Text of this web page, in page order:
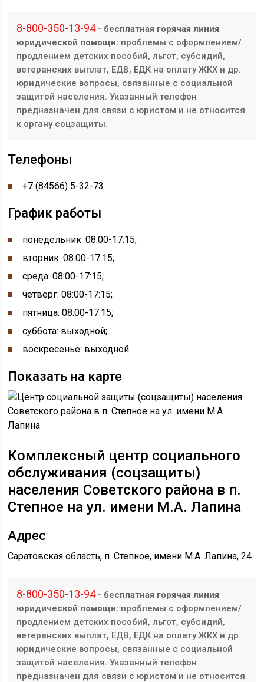
8-800-350-13-94- бесплатная горячая линия
юридической помощи: проблемы с оформлением/
продлением детских пособий, льгот, субсидий,
ветеранских выплат, ЕДВ, ЕДК на оплату ЖКХ и др.
юридические вопросы, связанные с социальной
защитой населения. Указанный телефон
предназначен для связи с юристом и не относится
к органу соцзащиты.
Телефоны
+7 (84566) 5-32-73
График работы
понедельник: 08:00-17:15;
вторник: 08:00-17:15;
среда: 08:00-17:15;
четверг: 08:00-17:15;
пятница: 08:00-17:15;
суббота: выходной;
воскресенье: выходной.
Показать на карте
Комплексный центр социального
обслуживания (соцзащиты)
населения Советского района в п.
Степное на ул. имени М.А. Лапина
Адрес
Саратовская область, п. Степное, имени М.А. Лапина, 24
8-800-350-13-94- бесплатная горячая линия
юридической помощи: проблемы с оформлением/
продлением детских пособий, льгот, субсидий,
ветеранских выплат, ЕДВ, ЕДК на оплату ЖКХ и др.
юридические вопросы, связанные с социальной
защитой населения. Указанный телефон
предназначен для связи с юристом и не относится